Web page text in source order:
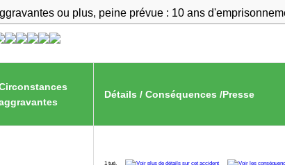
ou plus, peine prévue : 10 ans
Détails / Conséquences /Presse
1 tué.